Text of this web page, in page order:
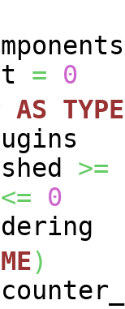
=
0
AS TYPE
>=
<=
0
)